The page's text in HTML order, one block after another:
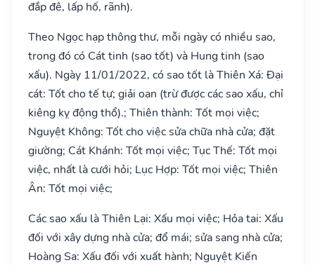
đắp đê, lấp hố, rãnh).
Theo Ngọc hạp thông thư, mỗi ngày có nhiều sao,
trong đó có Cát tinh (sao tốt) và Hung tinh (sao
xấu). Ngày 11/01/2022, có sao tốt là Thiên Xá: Đại
cát: Tốt cho tế tự; giải oan (trừ được các sao xấu, chỉ
kiêng kỵ động thổ).; Thiên thành: Tốt mọi việc;
Nguyệt Không: Tốt cho việc sửa chữa nhà cửa; đặt
giường; Cát Khánh: Tốt mọi việc; Tục Thế: Tốt mọi
việc, nhất là cưới hỏi; Lục Hợp: Tốt mọi việc; Thiên
Ân: Tốt mọi việc;
Các sao xấu là Thiên Lại: Xấu mọi việc; Hỏa tai: Xấu
đối với xây dựng nhà cửa; đổ mái; sửa sang nhà cửa;
Hoàng Sa: Xấu đối với xuất hành; Nguyệt Kiến